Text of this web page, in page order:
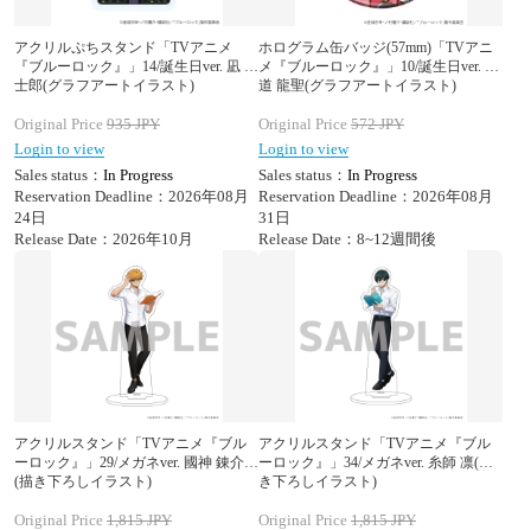
アクリルぷちスタンド「TVアニメ
『ブルーロック』」14/誕生日ver. 凪 誠
士郎(グラフアートイラスト)
Original Price 935JPY
Login to view
Sales status： In Progress
Reservation Deadline：2026年08月
24日
Release Date：2026年10月
ホログラム缶バッジ(57mm)「TVアニ
メ『ブルーロック』」10/誕生日ver. 士
道 龍聖(グラフアートイラスト)
Original Price 572JPY
Login to view
Sales status： In Progress
Reservation Deadline：2026年08月
31日
Release Date：8~12週間後
アクリルスタンド「TVアニメ『ブル
ーロック』」29/メガネver. 國神 錬介
(描き下ろしイラスト)
Original Price 1,815JPY
アクリルスタンド「TVアニメ『ブル
ーロック』」34/メガネver. 糸師 凛(描
き下ろしイラスト)
Original Price 1,815JPY